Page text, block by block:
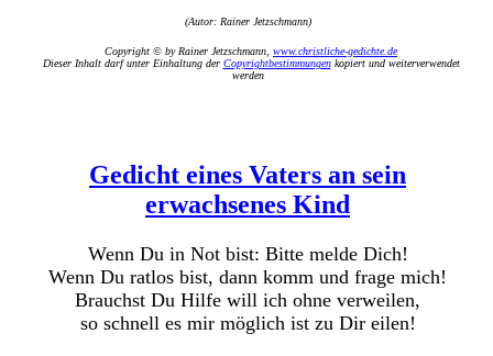
(Autor: Rainer Jetzschmann)
Copyright © by Rainer Jetzschmann, www.christliche-gedichte.de
Dieser Inhalt darf unter Einhaltung der Copyrightbestimmungenkopiert und weiterverwendet
werden
Gedicht eines Vaters an sein
erwachsenes Kind
Wenn Du in Not bist: Bitte melde Dich!
Wenn Du ratlos bist, dann komm und frage mich!
Brauchst Du Hilfe will ich ohne verweilen,
so schnell es mir möglich ist zu Dir eilen!